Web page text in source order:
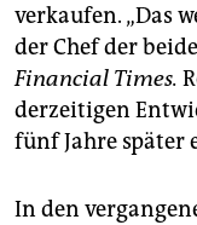
verkaufen. „Das
der Chef der
Financial Times.
derzeitigen
fünf Jahre später
In den